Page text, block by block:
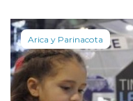
Arica y Parinacota